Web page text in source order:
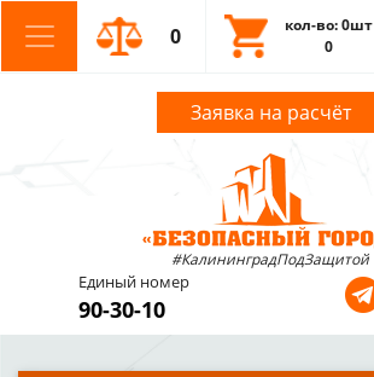
0
кол-во: 0шт
0
Заявка на расчёт
#КалининградПодЗащитой
Единый номер
90-30-10